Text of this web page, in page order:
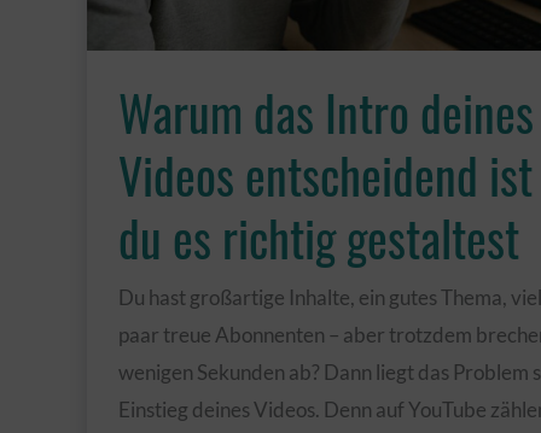
Warum das Intro
Videos entscheidend
du es richtig gestaltest
Du hast großartige Inhalte, ein gutes Thema,
paar treue Abonnenten – aber trotzdem
wenigen Sekunden ab? Dann liegt das Problem
Einstieg deines Videos. Denn auf YouTube